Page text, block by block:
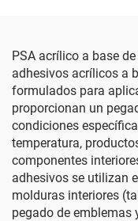
PSA acrílico a base
adhesivos acrílicos a
formulados para
proporcionan un
condiciones
temperatura,
componentes
adhesivos se utilizan
molduras interiores
pegado de emblemas